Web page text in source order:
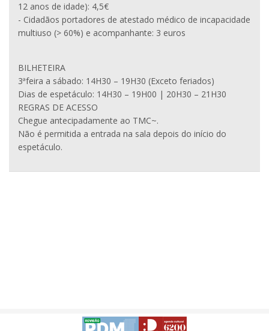
12 anos de idade): 4,5€
- Cidadãos portadores de atestado médico de incapacidade
multiuso (> 60%) e acompanhante: 3 euros
BILHETEIRA
3ªfeira a sábado: 14H30 – 19H30 (Exceto feriados)
Dias de espetáculo: 14H30 – 19H00 | 20H30 – 21H30
REGRAS DE ACESSO
Chegue antecipadamente ao TMC~.
Não é permitida a entrada na sala depois do início do
espetáculo.